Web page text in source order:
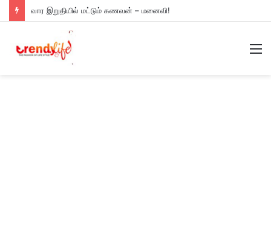
வார இறுதியில் மட்டும் கணவன் – மனைவி!